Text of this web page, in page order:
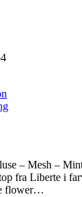
– Mesh –
fra Liberte i
flower…